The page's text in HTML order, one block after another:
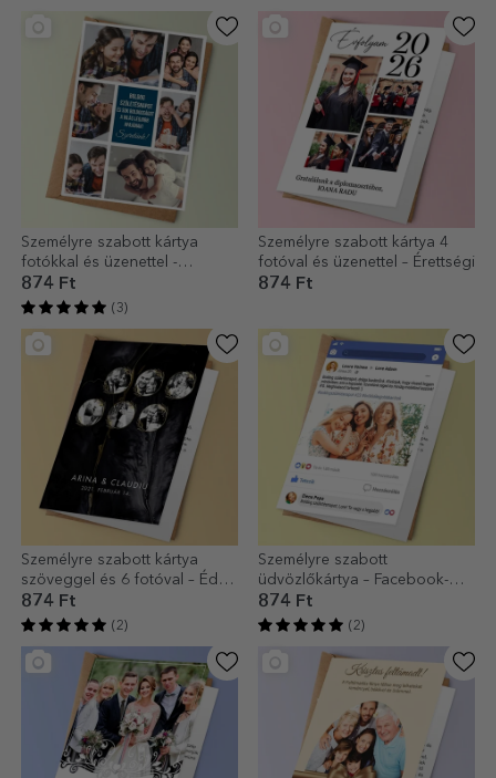
Személyre szabott kártya
fotókkal és üzenettel -
Szeretettel
874 Ft
(3)
Személyre szabott kártya 4
fotóval és üzenettel – Érettségi
874 Ft
Személyre szabott kártya
szöveggel és 6 fotóval – Édes
emlékek
874 Ft
(2)
Személyre szabott
üdvözlőkártya – Facebook-
bejegyzés
874 Ft
(2)